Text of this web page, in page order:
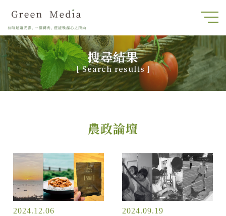
搜尋結果
[Search results]
農政論壇
2024.12.06 2024.09.19